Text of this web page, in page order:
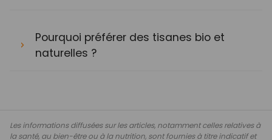
Pourquoi préférer des tisanes bio et
naturelles ?
Les informations diffusées sur les articles, notamment celles relatives à
la santé, au bien-être ou à la nutrition, sont fournies à titre indicatif et